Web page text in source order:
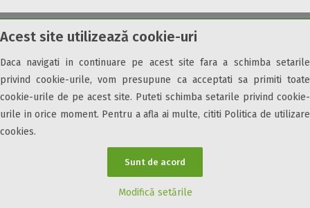
Acest site utilizează cookie-uri
Daca navigati in continuare pe acest site fara a schimba setarile
privind cookie-urile, vom presupune ca acceptati sa primiti toate
cookie-urile de pe acest site. Puteti schimba setarile privind cookie-
urile in orice moment. Pentru a afla ai multe, cititi Politica de utilizare
cookies.
Sunt de acord
Modifică setările
All inclusive
Pensiune completa
Demipensiune
Mic dejun
Accepta animale
Accepta voucher vacanta
Acces persoane cu dizabilități
© 2026 Cazare7. Toate drepturile rezervate.
Obiective turistice Informații utile Parteneri Cazare7 Harta Cazare7